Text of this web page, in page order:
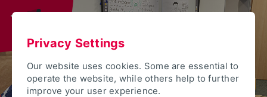
Privacy Settings
Our website uses cookies. Some are essential to
operate the website, while others help to further
improve your user experience.